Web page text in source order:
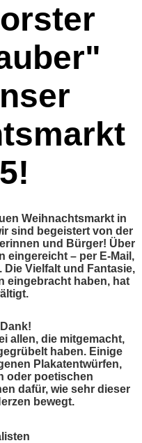
Weihnachtsmarkt in
sind begeistert von der
und Bürger! Über
eingereicht – per E-Mail,
Vielfalt und Fantasie,
eingebracht haben, hat
allen, die mitgemacht,
haben. Einige
Plakatentwürfen,
oder poetischen
dafür, wie sehr dieser
bewegt.